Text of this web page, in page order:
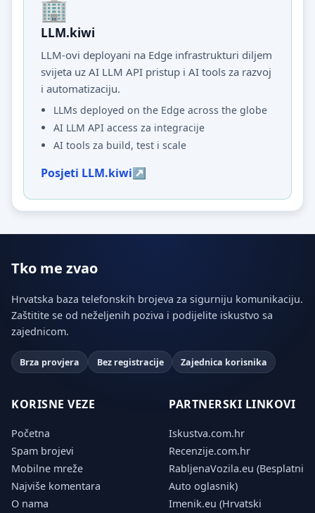
LLM.kiwi
LLM-ovi deployani na Edge infrastrukturi diljem
svijeta uz AI LLM API pristup i AI tools za razvoj
i automatizaciju.
LLMs deployed on the Edge across the globe
AI LLM API access za integracije
AI tools za build, test i scale
Posjeti LLM.kiwi
Tko me zvao
Hrvatska baza telefonskih brojeva za sigurniju komunikaciju.
Zaštitite se od neželjenih poziva i podijelite iskustvo sa
zajednicom.
Brza provjera Bez registracije Zajednica korisnika
KORISNE VEZE
Početna
Spam brojevi
Mobilne mreže
Najviše komentara
O nama
PARTNERSKI LINKOVI
Iskustva.com.hr
Recenzije.com.hr
RabljenaVozila.eu (Besplatni
Auto oglasnik)
Imenik.eu (Hrvatski